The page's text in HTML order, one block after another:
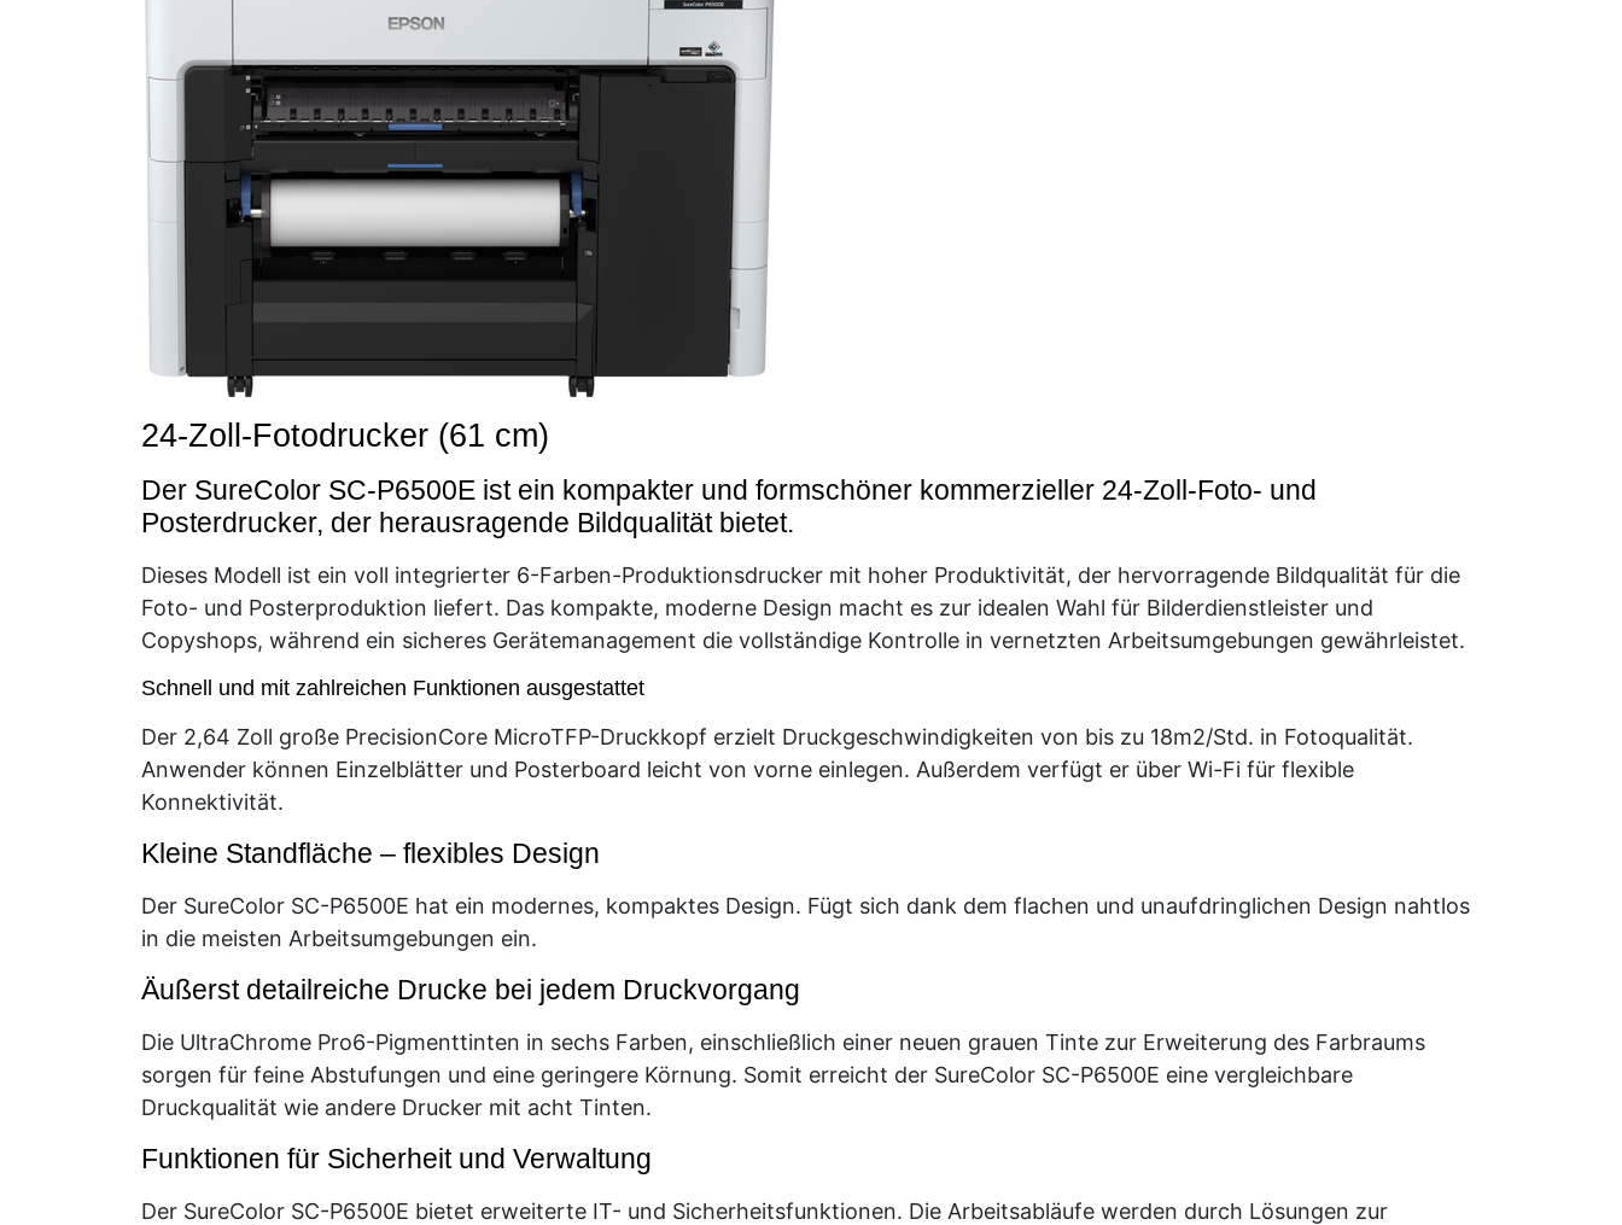
24-Zoll-Fotodrucker (61 cm)
Der SureColor SC-P6500E ist ein kompakter und formschöner kommerzieller 24-Zoll-Foto- und
Posterdrucker, der herausragende Bildqualität bietet.
Dieses Modell ist ein voll integrierter 6-Farben-Produktionsdrucker mit hoher Produktivität, der hervorragende Bildqualität für die
Foto- und Posterproduktion liefert. Das kompakte, moderne Design macht es zur idealen Wahl für Bilderdienstleister und
Copyshops, während ein sicheres Gerätemanagement die vollständige Kontrolle in vernetzten Arbeitsumgebungen gewährleistet.
Schnell und mit zahlreichen Funktionen ausgestattet
Der 2,64 Zoll große PrecisionCore MicroTFP-Druckkopf erzielt Druckgeschwindigkeiten von bis zu 18m2/Std. in Fotoqualität.
Anwender können Einzelblätter und Posterboard leicht von vorne einlegen. Außerdem verfügt er über Wi-Fi für flexible
Konnektivität.
Kleine Standfläche – flexibles Design
Der SureColor SC-P6500E hat ein modernes, kompaktes Design. Fügt sich dank dem flachen und unaufdringlichen Design nahtlos
in die meisten Arbeitsumgebungen ein.
Äußerst detailreiche Drucke bei jedem Druckvorgang
Die UltraChrome Pro6-Pigmenttinten in sechs Farben, einschließlich einer neuen grauen Tinte zur Erweiterung des Farbraums
sorgen für feine Abstufungen und eine geringere Körnung. Somit erreicht der SureColor SC-P6500E eine vergleichbare
Druckqualität wie andere Drucker mit acht Tinten.
Funktionen für Sicherheit und Verwaltung
Der SureColor SC-P6500E bietet erweiterte IT- und Sicherheitsfunktionen. Die Arbeitsabläufe werden durch Lösungen zur